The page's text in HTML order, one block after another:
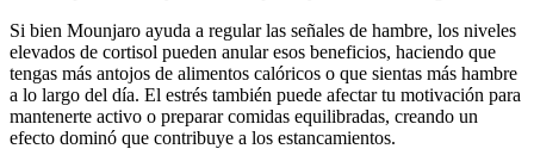
Si bien Mounjaro ayuda a regular las señales de hambre, los niveles
elevados de cortisol pueden anular esos beneficios, haciendo que
tengas más antojos de alimentos calóricos o que sientas más hambre
a lo largo del día. El estrés también puede afectar tu motivación para
mantenerte activo o preparar comidas equilibradas, creando un
efecto dominó que contribuye a los estancamientos.